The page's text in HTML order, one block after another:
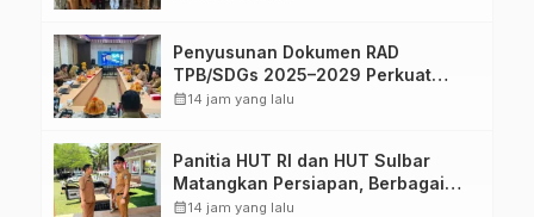
Penyusunan Dokumen RAD
TPB/SDGs 2025–2029 Perkuat
Arah Pembangunan Berkelanjutan
calendar_month14 jam yang lalu
Panitia HUT RI dan HUT Sulbar
Matangkan Persiapan, Berbagai
Lomba Akan Dilaksanakan Pemprov
calendar_month14 jam yang lalu